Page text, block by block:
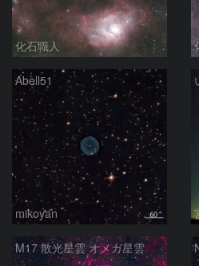
化石職人
Abell51
mikoyan
M17 散光星雲 オメガ星雲